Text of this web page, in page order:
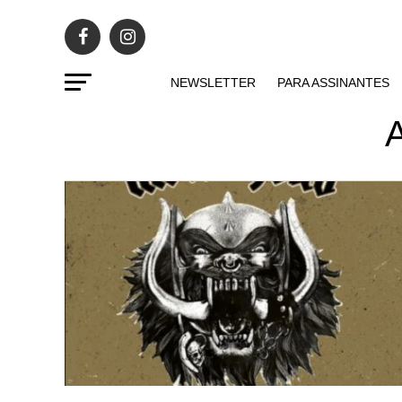
NEWSLETTER PARA ASSINANTES